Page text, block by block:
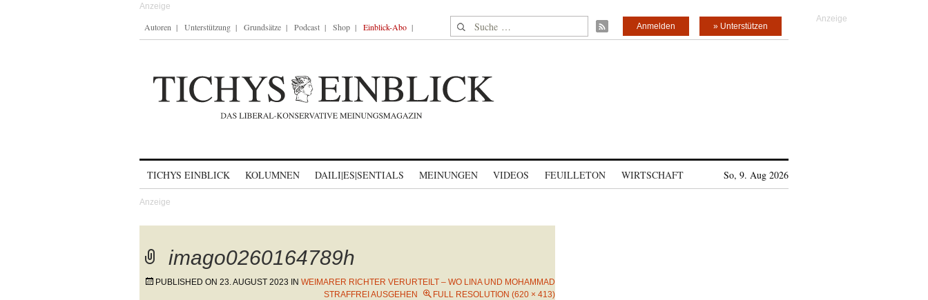
Autoren Unterstützung Grundsätze Podcast Shop Einblick-Abo Suche nach: » Unterstützen
Anmelden
TICHYS EINBLICK KOLUMNEN DAILI|ES|SENTIALS MEINUNGEN VIDEOS FEUILLETON WIRTSCHAFT So, 9. Aug 2026
imago0260164789h
PUBLISHED ON 23. AUGUST 2023 IN WEIMARER RICHTER VERURTEILT – WO LINA UND MOHAMMAD
STRAFFREI AUSGEHEN
FULL RESOLUTION (620 × 413)